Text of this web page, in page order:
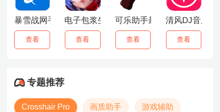
暴雪战网手机客户端
查看
电子包浆生成器手机版
查看
可乐助手最新版
查看
清风DJ音乐网
查看
专题推荐
Crosshair Pro 画质助手 游戏辅助